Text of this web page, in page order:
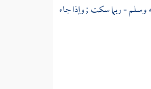
وسلم - ربما سكت ; وإذا جاء